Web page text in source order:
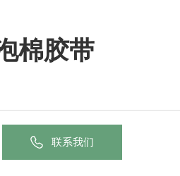
棉胶带
联系我们